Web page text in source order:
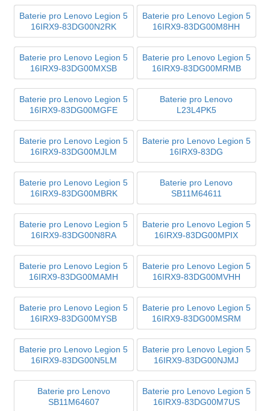
Baterie pro Lenovo Legion 5
16IRX9-83DG00N2RK
Baterie pro Lenovo Legion 5
16IRX9-83DG00M8HH
Baterie pro Lenovo Legion 5
16IRX9-83DG00MXSB
Baterie pro Lenovo Legion 5
16IRX9-83DG00MRMB
Baterie pro Lenovo Legion 5
16IRX9-83DG00MGFE
Baterie pro Lenovo
L23L4PK5
Baterie pro Lenovo Legion 5
16IRX9-83DG00MJLM
Baterie pro Lenovo Legion 5
16IRX9-83DG
Baterie pro Lenovo Legion 5
16IRX9-83DG00MBRK
Baterie pro Lenovo
SB11M64611
Baterie pro Lenovo Legion 5
16IRX9-83DG00N8RA
Baterie pro Lenovo Legion 5
16IRX9-83DG00MPIX
Baterie pro Lenovo Legion 5
16IRX9-83DG00MAMH
Baterie pro Lenovo Legion 5
16IRX9-83DG00MVHH
Baterie pro Lenovo Legion 5
16IRX9-83DG00MYSB
Baterie pro Lenovo Legion 5
16IRX9-83DG00MSRM
Baterie pro Lenovo Legion 5
16IRX9-83DG00N5LM
Baterie pro Lenovo Legion 5
16IRX9-83DG00NJMJ
Baterie pro Lenovo
SB11M64607
Baterie pro Lenovo Legion 5
16IRX9-83DG00M7US